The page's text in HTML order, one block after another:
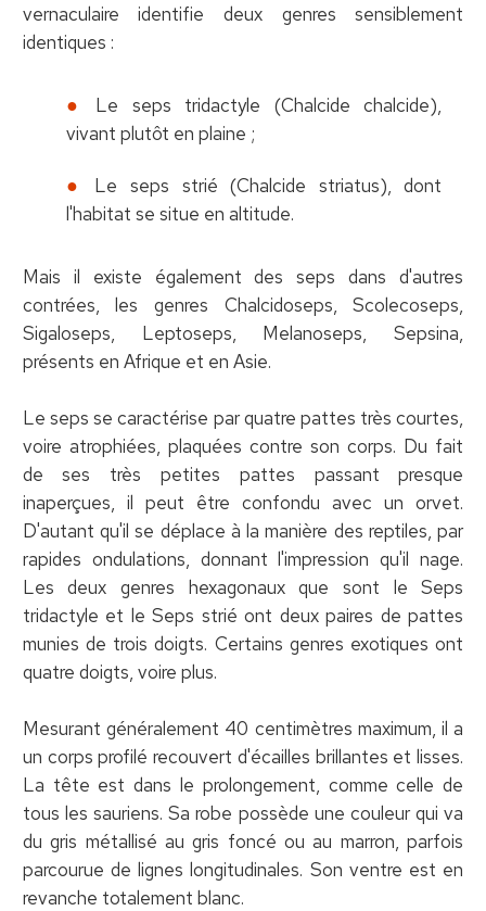
vernaculaire identifie deux genres sensiblement
identiques :
Le seps tridactyle (Chalcide chalcide),
vivant plutôt en plaine ;
Le seps strié (Chalcide striatus), dont
l'habitat se situe en altitude.
Mais il existe également des seps dans d'autres
contrées, les genres Chalcidoseps, Scolecoseps,
Sigaloseps, Leptoseps, Melanoseps, Sepsina,
présents en Afrique et en Asie.
Le seps se caractérise par quatre pattes très courtes,
voire atrophiées, plaquées contre son corps. Du fait
de ses très petites pattes passant presque
inaperçues, il peut être confondu avec un orvet.
D'autant qu'il se déplace à la manière des reptiles, par
rapides ondulations, donnant l'impression qu'il nage.
Les deux genres hexagonaux que sont le Seps
tridactyle et le Seps strié ont deux paires de pattes
munies de trois doigts. Certains genres exotiques ont
quatre doigts, voire plus.
Mesurant généralement 40 centimètres maximum, il a
un corps profilé recouvert d'écailles brillantes et lisses.
La tête est dans le prolongement, comme celle de
tous les sauriens. Sa robe possède une couleur qui va
du gris métallisé au gris foncé ou au marron, parfois
parcourue de lignes longitudinales. Son ventre est en
revanche totalement blanc.